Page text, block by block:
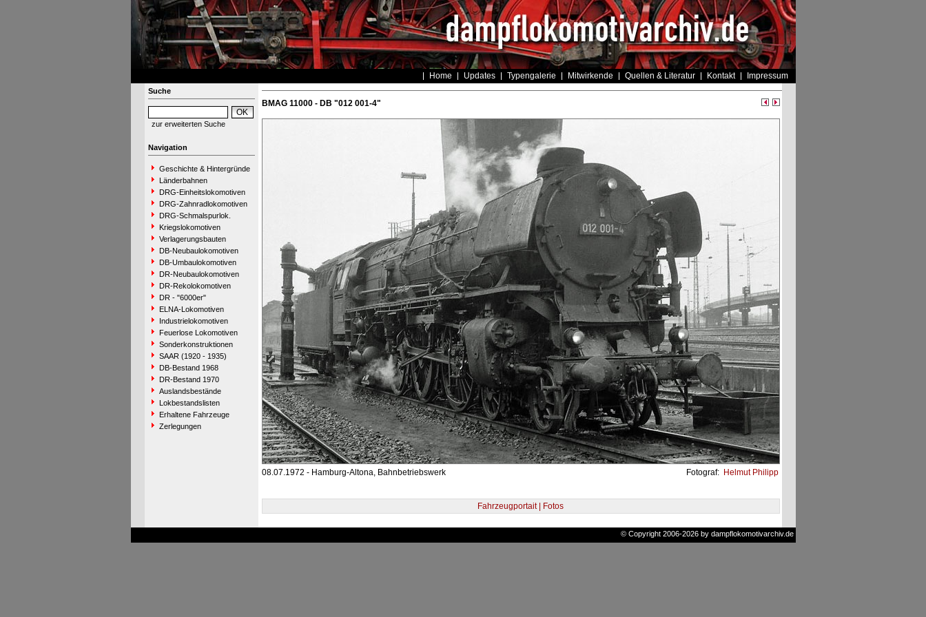
Home Updates Typengalerie Mitwirkende Quellen & Literatur Kontakt Impressum
Suche
zur erweiterten Suche
Navigation
Geschichte & Hintergründe
Länderbahnen
DRG-Einheitslokomotiven
DRG-Zahnradlokomotiven
DRG-Schmalspurlok.
Kriegslokomotiven
Verlagerungsbauten
DB-Neubaulokomotiven
DB-Umbaulokomotiven
DR-Neubaulokomotiven
DR-Rekolokomotiven
DR - "6000er"
ELNA-Lokomotiven
Industrielokomotiven
Feuerlose Lokomotiven
Sonderkonstruktionen
SAAR (1920 - 1935)
DB-Bestand 1968
DR-Bestand 1970
Auslandsbestände
Lokbestandslisten
Erhaltene Fahrzeuge
Zerlegungen
BMAG 11000 - DB "012 001-4"
08.07.1972 - Hamburg-Altona, Bahnbetriebswerk Fotograf: Helmut Philipp
Fahrzeugportait | Fotos
© Copyright 2006-2026 by dampflokomotivarchiv.de